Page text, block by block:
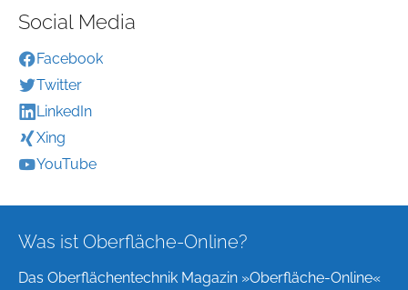
Social Media
Facebook
Twitter
LinkedIn
Xing
YouTube
Was ist Oberfläche-Online?
Das Oberflächentechnik Magazin »Oberfläche-Online«